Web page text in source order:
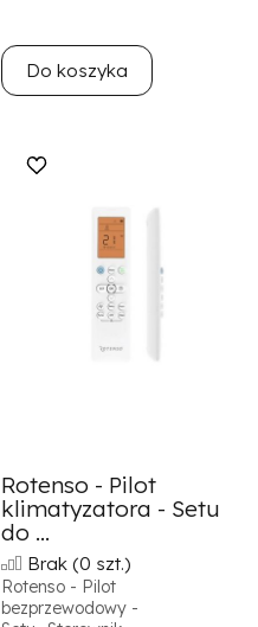
Do koszyka
Rotenso - Pilot
klimatyzatora - Setu
do ...
Brak (0 szt.)
Rotenso - Pilot
bezprzewodowy -